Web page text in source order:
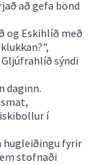
að gefa bönd
og Eskihlíð með
sýndi
daginn.
í
hugleiðingu fyrir
stofnaði